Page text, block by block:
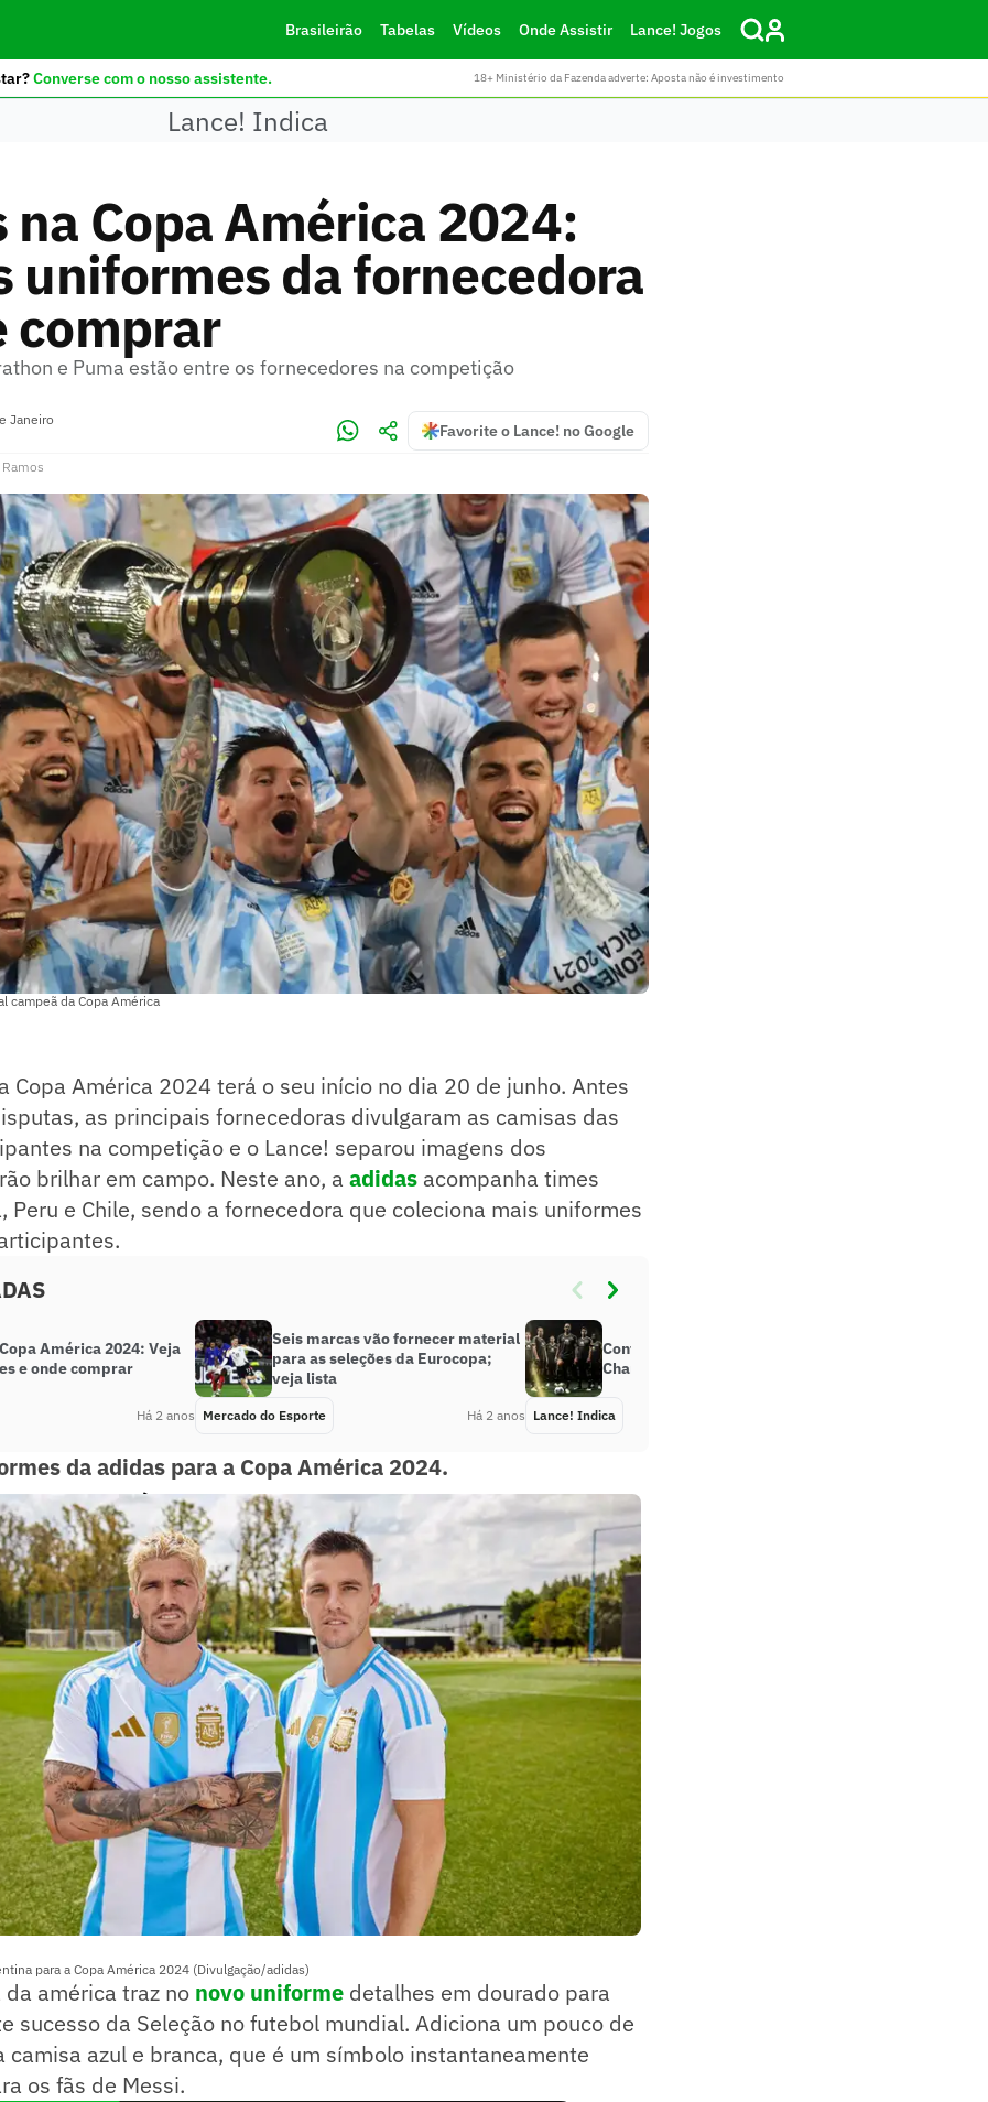
Brasileirão Tabelas Vídeos Onde Assistir Lance! Jogos
Converse com o nosso assistente. 18+ Ministério da Fazenda adverte: Aposta não é investimento
Lance! Indica
na Copa América 2024:
uniformes da fornecedora
comprar
e Puma estão entre os fornecedores na competição
Janeiro
Favorite o Lance! no Google
campeã da Copa América
Copa América 2024 terá o seu início no dia 20 de junho. Antes
as principais fornecedoras divulgaram as camisas das
na competição e o Lance! separou imagens dos
brilhar em campo. Neste ano, a adidas acompanha times
Peru e Chile, sendo a fornecedora que coleciona mais uniformes
América 2024: Veja
e onde comprar
Há 2 anos
Seis marcas vão fornecer material
para as seleções da Eurocopa;
veja lista
Mercado do Esporte Há 2 anos
Confira as camisas mais bonitas da
Champions League 2024
Lance! Indica
da adidas para a Copa América 2024.
América 2024 - Argentina
para a Copa América 2024 (Divulgação/adidas)
américa traz no novo uniforme detalhes em dourado para
sucesso da Seleção no futebol mundial. Adiciona um pouco de
camisa azul e branca, que é um símbolo instantaneamente
os fãs de Messi.